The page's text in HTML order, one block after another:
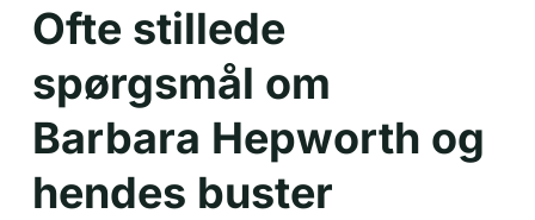
Ofte stillede
spørgsmål om
Barbara Hepworth og
hendes buster